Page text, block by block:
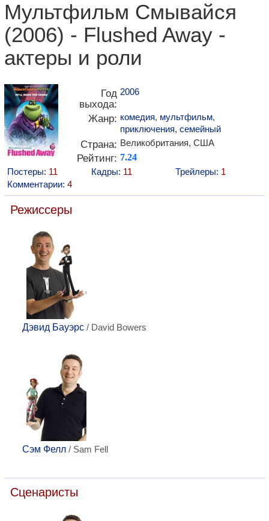
Мультфильм Смывайся
(2006) - Flushed Away -
актеры и роли
Год
выхода:
2006
Жанр: комедия, мультфильм,
приключения, семейный
Страна: Великобритания, США
Рейтинг: 7.24
Постеры: 11 Кадры: 11 Трейлеры: 1
Комментарии: 4
Режиссеры
Дэвид Бауэрс / David Bowers
Сэм Фелл / Sam Fell
Сценаристы